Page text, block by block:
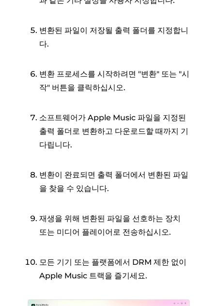
변환된 파일이 저장될 출력 폴더를 지정합니
다.
변환 프로세스를 시작하려면 "변환" 또는 "시
작" 버튼을 클릭하십시오.
소프트웨어가 Apple Music 파일을 지정된
출력 폴더로 변환하고 다운로드할 때까지 기
다립니다.
변환이 완료되면 출력 폴더에서 변환된 파일
을 찾을 수 있습니다.
재생을 위해 변환된 파일을 선호하는 장치
또는 미디어 플레이어로 전송하십시오.
모든 기기 또는 플랫폼에서 DRM 제한 없이
Apple Music 트랙을 즐기세요.